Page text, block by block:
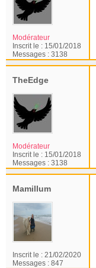
Modérateur
Inscrit le : 15/01/2018
Messages : 3138
TheEdge
Modérateur
Inscrit le : 15/01/2018
Messages : 3138
Mamillum
Inscrit le : 21/02/2020
Messages : 847